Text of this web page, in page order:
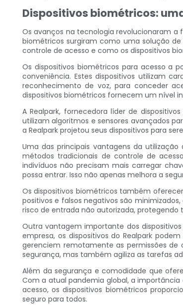
Dispositivos biométricos:
Os avanços na tecnologia revolucionaram
biométricos surgiram como uma solução
controle de acesso e como os dispositivos
Os dispositivos biométricos para acesso a
conveniência. Estes dispositivos utilizam
reconhecimento de voz, para conceder
dispositivos biométricos fornecem um nível
A Realpark, fornecedora líder de
utilizam algoritmos e sensores avançados
a Realpark projetou seus dispositivos para
Uma das principais vantagens da
métodos tradicionais de controle de
indivíduos não precisam mais carregar
possa entrar. Isso não apenas melhora a
Os dispositivos biométricos também
positivos e falsos negativos são
risco de entrada não autorizada,
Outra vantagem importante dos
empresa, os dispositivos do Realpark
gerenciem remotamente as permissões
segurança, mas também agiliza as tarefas
Além da segurança e comodidade que
Com a atual pandemia global, a
acesso, os dispositivos biométricos
seguro para todos.